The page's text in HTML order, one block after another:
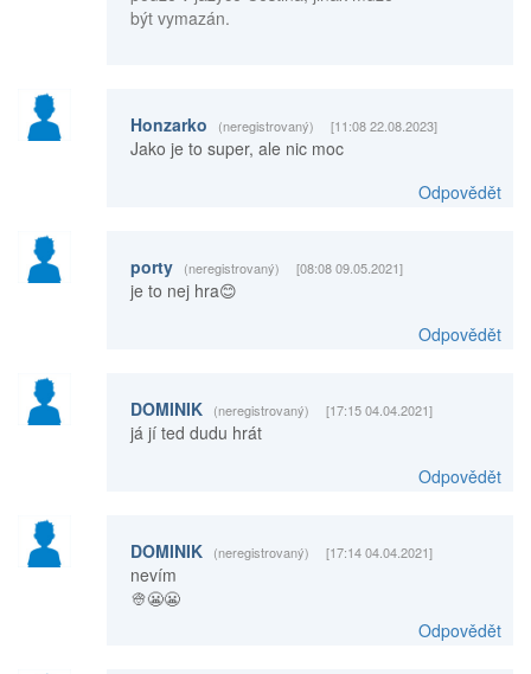
být vymazán.
Honzarko (neregistrovaný) [11:08 22.08.2023]
Jako je to super, ale nic moc
Odpovědět
porty (neregistrovaný) [08:08 09.05.2021]
je to nej hra😊
Odpovědět
DOMINIK (neregistrovaný) [17:15 04.04.2021]
já jí ted dudu hrát
Odpovědět
DOMINIK (neregistrovaný) [17:14 04.04.2021]
nevím
👳😬😬
Odpovědět